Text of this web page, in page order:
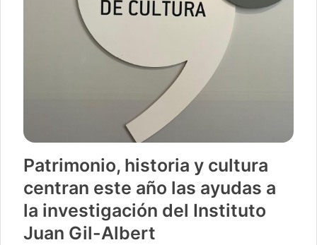
Patrimonio, historia y cultura
centran este año las ayudas a
la investigación del Instituto
Juan Gil-Albert